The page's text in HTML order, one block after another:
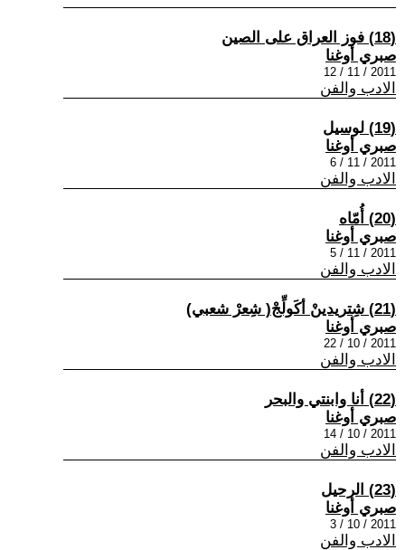
(18) فوز العراق على الصين
صبري أوغنا
2011 / 11 / 12
الادب والفن
(19) لوسيل
صبري أوغنا
2011 / 11 / 6
الادب والفن
(20) أُمّاه
صبري أوغنا
2011 / 11 / 5
الادب والفن
(21) شِتريدينْ أكَولِّجْ( شِعرْ شعبي)
صبري أوغنا
2011 / 10 / 22
الادب والفن
(22) أنا وابنتي والبحر
صبري أوغنا
2011 / 10 / 14
الادب والفن
(23) الرحيل
صبري أوغنا
2011 / 10 / 3
الادب والفن